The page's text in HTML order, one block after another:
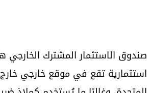
صندوق الاستثمار المشترك الخارجي
استثمارية تقع في موقع خارجي خارج